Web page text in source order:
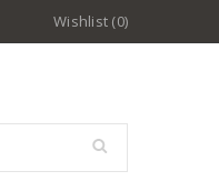
Wishlist (0)